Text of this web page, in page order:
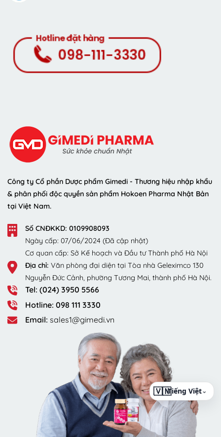
Công ty Cổ phần Dược phẩm Gimedi - Thương hiệu nhập khẩu
& phân phối độc quyền sản phẩm Hokoen Pharma Nhật Bản
tại Việt Nam.
Số CNĐKKD: 0109908093
Ngày cấp: 07/06/2024 (Đã cập nhật)
Cơ quan cấp: Sở Kế hoạch và Đầu tư Thành phố Hà Nội
Địa chỉ: Văn phòng đại diện tại Tòa nhà Geleximco 130
Nguyễn Đức Cảnh, phường Tương Mai, thành phố Hà Nội.
Tel: (024) 3950 5566
Hotline: 098 111 3330
Email: sales1@gimedi.vn
⌄